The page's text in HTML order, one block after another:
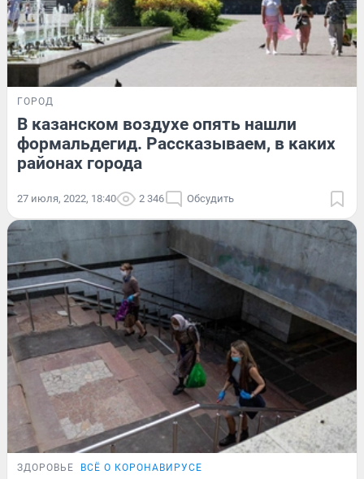
ГОРОД
В казанском воздухе опять нашли
формальдегид. Рассказываем, в каких
районах города
27 июля, 2022, 18:40 2 346 Обсудить
ЗДОРОВЬЕ ВСЁ О КОРОНАВИРУСЕ